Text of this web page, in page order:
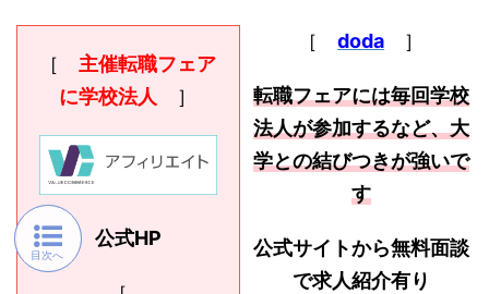
［主催転職フェア
に学校法人 ］
公式HP
［doda ］
転職フェアには毎回学校
法人が参加するなど、大
学との結びつきが強いで
す
公式サイトから無料面談
で求人紹介有り